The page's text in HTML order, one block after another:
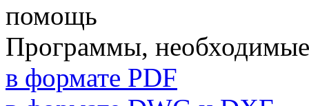
помощь
Программы,
в формате PDF